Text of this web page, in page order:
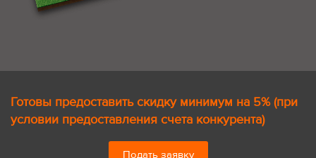
Готовы предоставить скидку минимум на 5% (при
условии предоставления счета конкурента)
Подать заявку